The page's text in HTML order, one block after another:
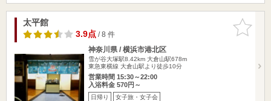
お気に入
りに追加
太平館
3.9点/ 8 件
神奈川県 / 横浜市港北区
雪が谷大塚駅8.42km 大倉山駅678m
東急東横線 大倉山駅より徒歩10分
営業時間 15:30～22:00
入浴料金 570円～
日帰り 女子旅・女子会